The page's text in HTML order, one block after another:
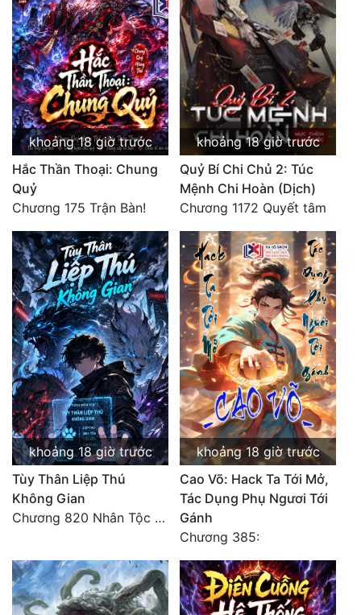
khoảng 18 giờ trước
Hắc Thần Thoại: Chung
Quỷ
Chương 175 Trận Bàn!
khoảng 18 giờ trước
Quỷ Bí Chi Chủ 2: Túc
Mệnh Chi Hoàn (Dịch)
Chương 1172 Quyết tâm
khoảng 18 giờ trước
Tùy Thân Liệp Thú
Không Gian
Chương 820 Nhân Tộc có thiên kiêu
khoảng 18 giờ trước
Cao Võ: Hack Ta Tới Mở,
Tác Dụng Phụ Ngươi Tới
Gánh
Chương 385: